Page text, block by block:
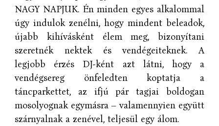
NAGY NAPJUK. Én minden egyes alkalommal
úgy indulok zenélni, hogy mindent beleadok,
újabb kihívásként élem meg, bizonyítani
szeretnék nektek és vendégeiteknek. A
legjobb érzés DJ-ként azt látni, hogy a
vendégsereg önfeledten koptatja a
táncparkettet, az ifjú pár tagjai boldogan
mosolyognak egymásra – valamennyien együtt
szárnyalnak a zenével, teljesül egy álom.